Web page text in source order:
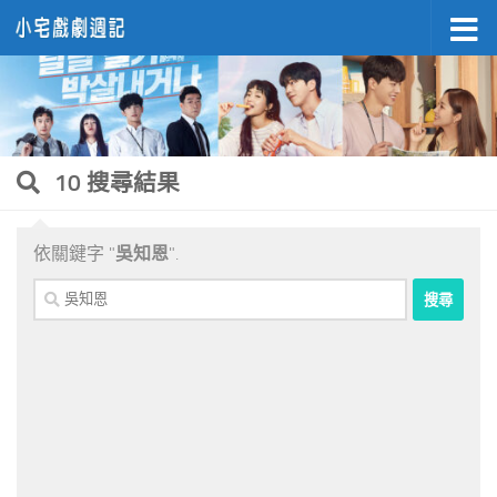
Skip to content
10 搜尋結果
依關鍵字 "吳知恩".
搜
尋